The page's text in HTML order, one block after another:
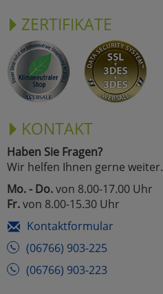
ZERTIFIKATE
KONTAKT
Haben Sie Fragen?
Wir helfen Ihnen gerne weiter.
Mo. - Do.von 8.00-17.00 Uhr
Fr.von 8.00-15.30 Uhr
Kontaktformular
(06766) 903-225
(06766) 903-223